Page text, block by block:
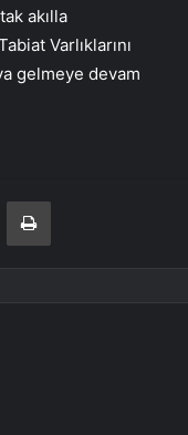
akılla
Varlıklarını
gelmeye devam
E-Posta ile paylaş Yazdır